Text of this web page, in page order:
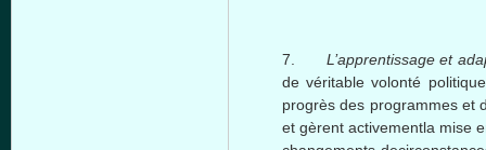
7.L’apprentissage et
devéritable volonté politique
progrès des programmeset
etgèrent activementla mise